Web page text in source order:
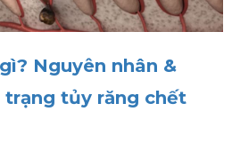
Nguyên nhân &
tủy răng chết